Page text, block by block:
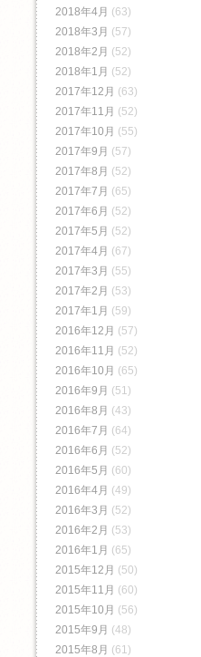
2018年4月 (63)
2018年3月 (57)
2018年2月 (52)
2018年1月 (52)
2017年12月 (63)
2017年11月 (52)
2017年10月 (55)
2017年9月 (57)
2017年8月 (52)
2017年7月 (65)
2017年6月 (52)
2017年5月 (52)
2017年4月 (67)
2017年3月 (55)
2017年2月 (53)
2017年1月 (59)
2016年12月 (57)
2016年11月 (52)
2016年10月 (65)
2016年9月 (51)
2016年8月 (43)
2016年7月 (64)
2016年6月 (52)
2016年5月 (60)
2016年4月 (49)
2016年3月 (52)
2016年2月 (53)
2016年1月 (65)
2015年12月 (50)
2015年11月 (60)
2015年10月 (56)
2015年9月 (48)
2015年8月 (61)